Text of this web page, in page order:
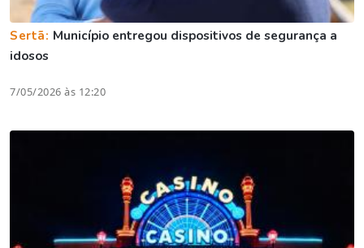
Sertã: Município entregou dispositivos de segurança a
idosos
7/05/2026 às 12:20